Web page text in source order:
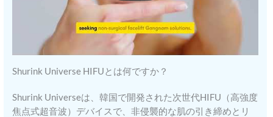
Shurink Universe HIFUとは何ですか？
Shurink Universeは、韓国で開発された次世代HIFU（高強度
焦点式超音波）デバイスで、非侵襲的な肌の引き締めとリ